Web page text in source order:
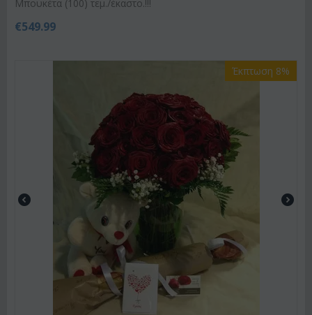
Μπουκέτα (100) τεμ./έκαστο.!!!
€549.99
Έκπτωση 8%